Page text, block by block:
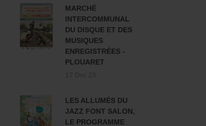
MARCHÉ
INTERCOMMUNAL
DU DISQUE ET DES
MUSIQUES
ENREGISTRÉES -
PLOUARET
LES ALLUMÉS DU
JAZZ FONT SALON,
LE PROGRAMME